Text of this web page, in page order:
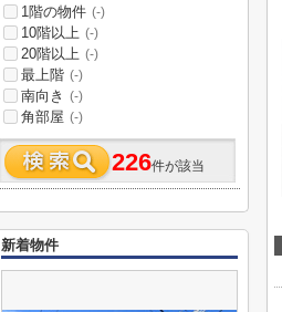
1階の物件 (-)
10階以上 (-)
20階以上 (-)
最上階 (-)
南向き (-)
角部屋 (-)
226件が該当
新着物件